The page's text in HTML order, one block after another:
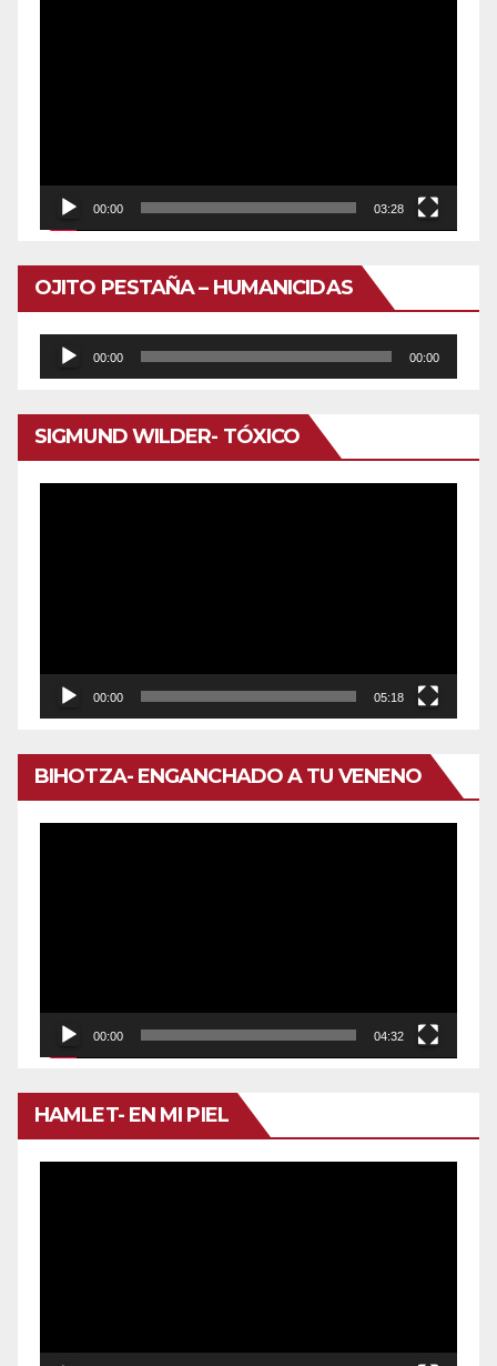
00:00 03:28
OJITO PESTAÑA – HUMANICIDAS
Reproductor
de
audio
00:00 00:00
SIGMUND WILDER- TÓXICO
00:00 05:18
BIHOTZA- ENGANCHADO A TU VENENO
00:00 04:32
HAMLET- EN MI PIEL